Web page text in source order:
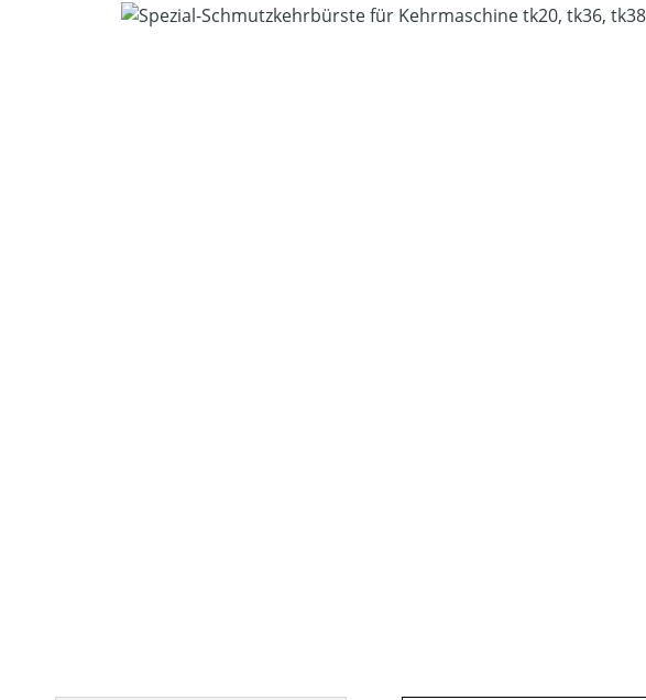
Bildergalerie überspringen